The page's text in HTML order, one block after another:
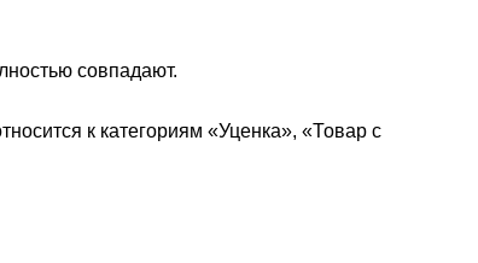
совпадают.
к категориям «Уценка», «Товар с